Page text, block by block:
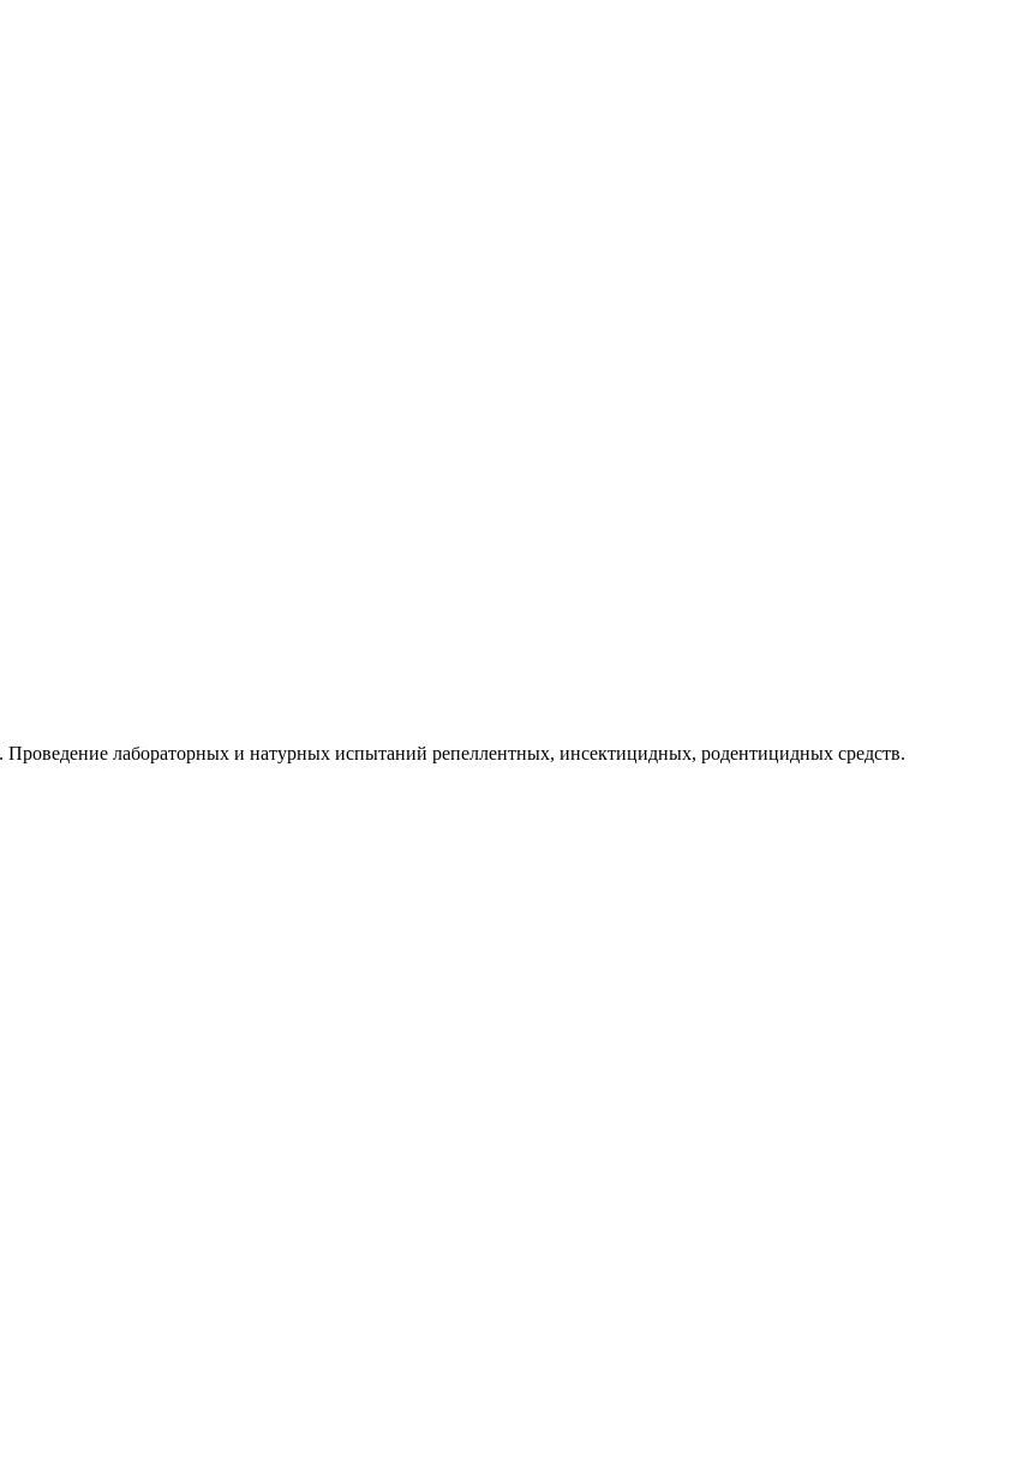
лабораторных и натурных испытаний репеллентных, инсектицидных, родентицидных средств.